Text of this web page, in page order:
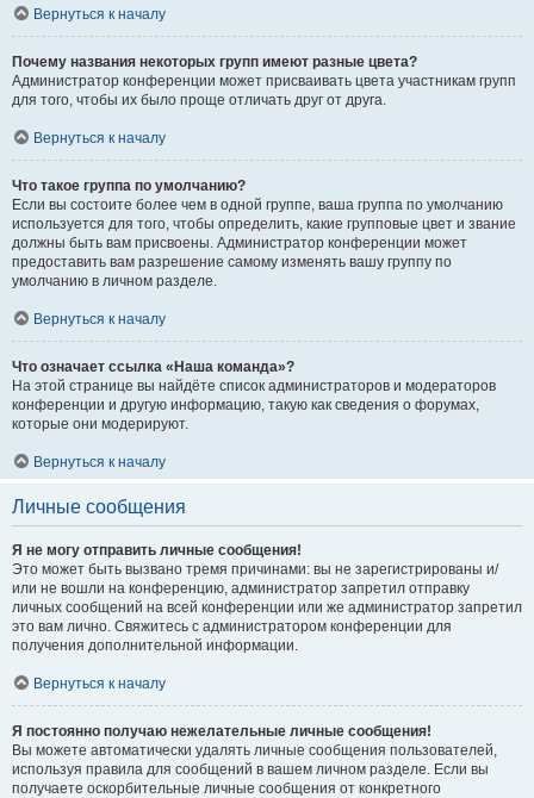
Вернуться к началу
Почему названия некоторых групп имеют разные цвета?
Администратор конференции может присваивать цвета участникам групп
для того, чтобы их было проще отличать друг от друга.
Вернуться к началу
Что такое группа по умолчанию?
Если вы состоите более чем в одной группе, ваша группа по умолчанию
используется для того, чтобы определить, какие групповые цвет и звание
должны быть вам присвоены. Администратор конференции может
предоставить вам разрешение самому изменять вашу группу по
умолчанию в личном разделе.
Вернуться к началу
Что означает ссылка «Наша команда»?
На этой странице вы найдёте список администраторов и модераторов
конференции и другую информацию, такую как сведения о форумах,
которые они модерируют.
Вернуться к началу
Личные сообщения
Я не могу отправить личные сообщения!
Это может быть вызвано тремя причинами: вы не зарегистрированы и/
или не вошли на конференцию, администратор запретил отправку
личных сообщений на всей конференции или же администратор запретил
это вам лично. Свяжитесь с администратором конференции для
получения дополнительной информации.
Вернуться к началу
Я постоянно получаю нежелательные личные сообщения!
Вы можете автоматически удалять личные сообщения пользователей,
используя правила для сообщений в вашем личном разделе. Если вы
получаете оскорбительные личные сообщения от конкретного